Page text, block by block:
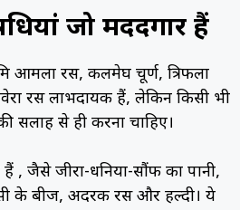
जो मददगार हैं
आमला रस, कलमेघ चूर्ण, त्रिफला
रस लाभदायक हैं, लेकिन किसी भी
सलाह से ही करना चाहिए।
जैसे जीरा-धनिया-सौंफ का पानी,
के बीज, अदरक रस और हल्दी। ये